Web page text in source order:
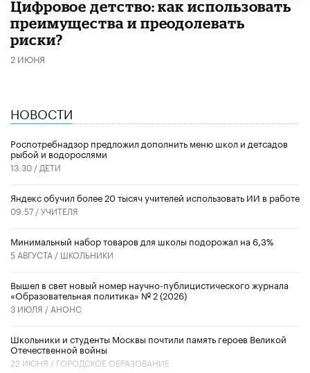
​Цифровое детство: как использовать
преимущества и преодолевать
риски?
2 ИЮНЯ
НОВОСТИ
Роспотребнадзор предложил дополнить меню школ и детсадов
рыбой и водорослями
13:30 / ДЕТИ
​Яндекс обучил более 20 тысяч учителей использовать ИИ в работе
09:57 /УЧИТЕЛЯ
Минимальный набор товаров для школы подорожал на 6,3%
5 АВГУСТА / ШКОЛЬНИКИ
Вышел в свет новый номер научно-публицистического журнала
«Образовательная политика» № 2 (2026)
3 ИЮЛЯ / АНОНС
Школьники и студенты Москвы почтили память героев Великой
Отечественной войны
22 ИЮНЯ / ГОРОДСКОЕ ОБРАЗОВАНИЕ